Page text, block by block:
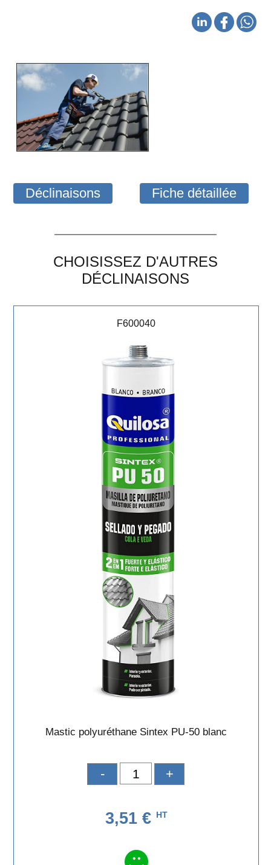
Déclinaisons Fiche détaillée
CHOISISSEZ D'AUTRES
DÉCLINAISONS
F600040
Mastic polyuréthane Sintex PU-50 blanc
- +
3,51 € HT